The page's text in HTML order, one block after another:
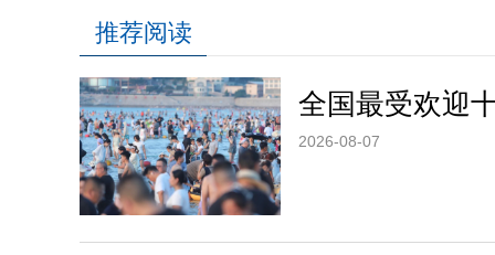
推荐阅读
全国最受欢迎
2026-08-07